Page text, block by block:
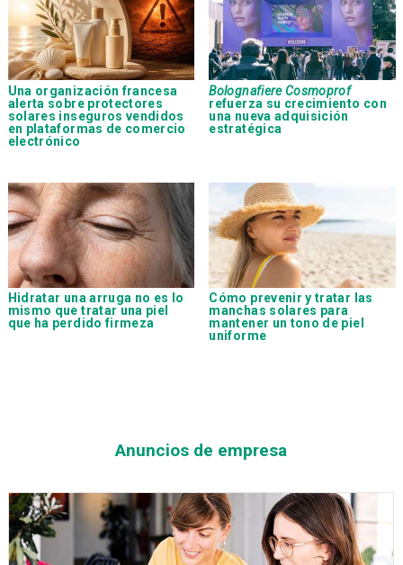
Una organización francesa
alerta sobre protectores
solares inseguros vendidos
en plataformas de comercio
electrónico
Bolognafiere Cosmoprof
refuerza su crecimiento con
una nueva adquisición
estratégica
Hidratar una arruga no es lo
mismo que tratar una piel
que ha perdido firmeza
Cómo prevenir y tratar las
manchas solares para
mantener un tono de piel
uniforme
Anuncios de empresa